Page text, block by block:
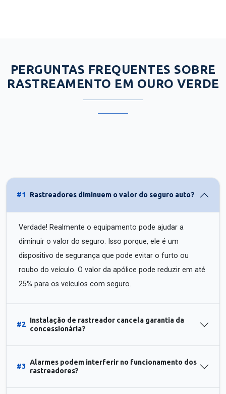
PERGUNTAS FREQUENTES SOBRE
RASTREAMENTO EM OURO VERDE
#1 Rastreadores diminuem o valor do seguro auto?
Verdade! Realmente o equipamento pode ajudar a
diminuir o valor do seguro. Isso porque, ele é um
dispositivo de segurança que pode evitar o furto ou
roubo do veículo. O valor da apólice pode reduzir em até
25% para os veículos com seguro.
#2
Instalação de rastreador cancela garantia da
concessionária?
#3
Alarmes podem interferir no funcionamento dos
rastreadores?